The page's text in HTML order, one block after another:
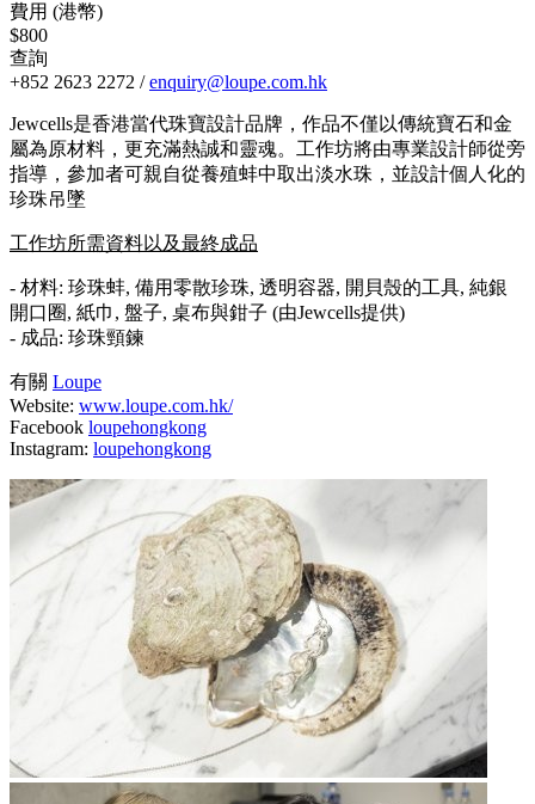
費用 (港幣)
$800
查詢
+852 2623 2272 /enquiry@loupe.com.hk
Jewcells是香港當代珠寶設計品牌，作品不僅以傳統寶石和金
屬為原材料，更充滿熱誠和靈魂。工作坊將由專業設計師從旁
指導，參加者可親自從養殖蚌中取出淡水珠，並設計個人化的
珍珠吊墜
工作坊所需資料以及最終成品
- 材料: 珍珠蚌, 備用零散珍珠, 透明容器, 開貝殼的工具, 純銀
開口圈, 紙巾, 盤子, 桌布與鉗子 (由Jewcells提供)
- 成品: 珍珠頸鍊
有關 Loupe
Website: www.loupe.com.hk/
Facebook loupehongkong
Instagram: loupehongkong